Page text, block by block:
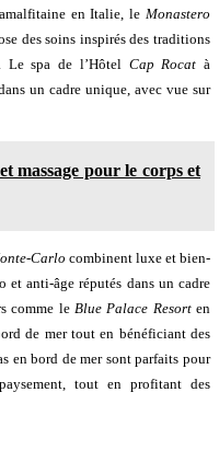
en Italie, le Monastero
des soins inspirés des traditions
Le spa de l’Hôtel Cap Rocat à
un cadre unique, avec vue sur
massage pour le corps et
Carlo combinent luxe et bien-
et anti-âge réputés dans un cadre
comme le Blue Palace Resorten
de mer tout en bénéficiant des
en bord de mer sont parfaits pour
tout en profitant des